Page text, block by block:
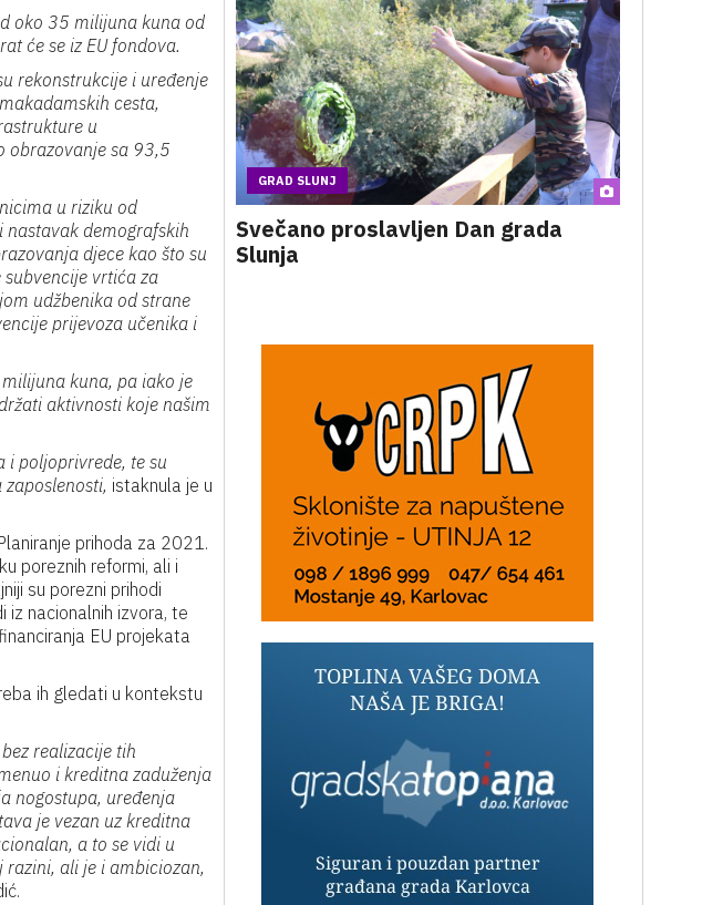
oko 35 milijuna kuna od
će se iz EU fondova.
rekonstrukcije i uređenje
cesta,
u
obrazovanje sa 93,5
u riziku od
demografskih
djece kao što su
vrtića za
udžbenika od strane
prijevoza učenika i
kuna, pa iako je
aktivnosti koje našim
i poljoprivrede, te su
istaknula je u
prihoda za 2021.
poreznih reformi, ali i
su porezni prihodi
iz nacionalnih izvora, te
EU projekata
ih gledati u kontekstu
realizacije tih
i kreditna zaduženja
nogostupa, uređenja
je vezan uz kreditna
a to se vidi u
ali je i ambiciozan,
GRAD SLUNJ
Svečano proslavljen Dan grada
Slunja